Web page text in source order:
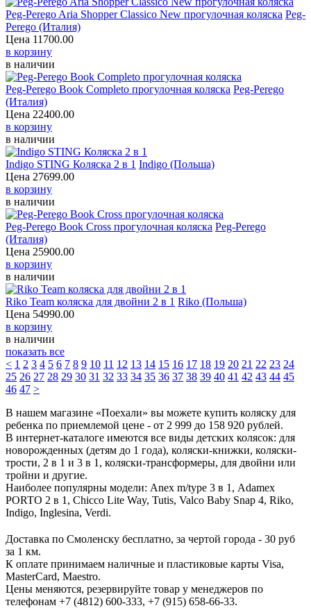
Peg-Perego Aria Shopper Classico New прогулочная коляска Peg-Perego (Италия)
Цена 11700.00
в корзину
в наличии
Peg-Perego Book Completo прогулочная коляска Peg-Perego (Италия)
Цена 22400.00
в корзину
в наличии
Indigo STING Коляска 2 в 1 Indigo (Польша)
Цена 27699.00
в корзину
в наличии
Peg-Perego Book Cross прогулочная коляска Peg-Perego (Италия)
Цена 25900.00
в корзину
в наличии
Riko Team коляска для двойни 2 в 1 Riko (Польша)
Цена 54990.00
в корзину
в наличии
показать все
< 1 2 3 4 5 6 7 8 9 10 11 12 13 14 15 16 17 18 19 20 21 22 23 24
25 26 27 28 29 30 31 32 33 34 35 36 37 38 39 40 41 42 43 44 45
46 47 >
В нашем магазине «Поехали» вы можете купить коляску для
ребенка по приемлемой цене - от 2 999 до 158 920 рублей.
В интернет-каталоге имеются все виды детских колясок: для
новорожденных (детям до 1 года), коляски-книжки, коляски-
трости, 2 в 1 и 3 в 1, коляски-трансформеры, для двойни или
тройни и другие.
Наиболее популярны модели: Anex m/type 3 в 1, Adamex
PORTO 2 в 1, Chicco Lite Way, Tutis, Valco Baby Snap 4, Riko,
Indigo, Inglesina, Verdi.
Доставка по Смоленску бесплатно, за чертой города - 30 руб
за 1 км.
К оплате принимаем наличные и пластиковые карты Visa,
MasterCard, Maestro.
Цены меняются, резервируйте товар у менеджеров по
телефонам +7 (4812) 600-333, +7 (915) 658-66-33.